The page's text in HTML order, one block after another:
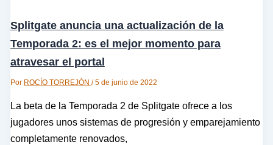
Splitgate anuncia una actualización de la
Temporada 2: es el mejor momento para
atravesar el portal
Por ROCÍO TORREJÓN /5 de junio de 2022
La beta de la Temporada 2 de Splitgate ofrece a los
jugadores unos sistemas de progresión y emparejamiento
completamente renovados,